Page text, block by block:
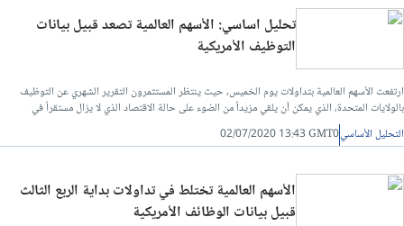
تحليل اساسي: الأسهم العالمية تصعد قبيل بيانات
التوظيف الأمريكية
ارتفعت الأسهم العالمية بتداولات يوم الخميس، حيث ينتظر المستثمرون التقرير الشهري عن التوظيف
بالولايات المتحدة، الذي يمكن أن يلقي مزيداً من الضوء على حالة الاقتصاد الذي لا يزال مستقراً في
خضم جائحة فيروس كورونا، بالإضافة لتزايد الآمال في تطوير لقاح مضاد لفيروس كورونا المستجد
بعد انتشار القلق بشأن ارتفاع الإصابات الأمريكية.
التحليل الأساسي02/07/2020 13:43 GMT0
الأسهم العالمية تختلط في تداولات بداية الربع الثالث
قبيل بيانات الوظائف الأمريكية